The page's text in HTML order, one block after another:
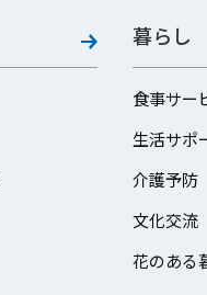
暮らし
食事サー
生活サポ
介護予防
文化交流
花のある